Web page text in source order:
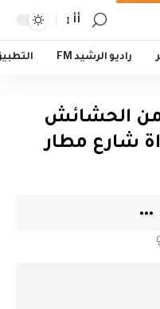
أأ
راديو الرشيد FM
من الحشائش
شارع مطار